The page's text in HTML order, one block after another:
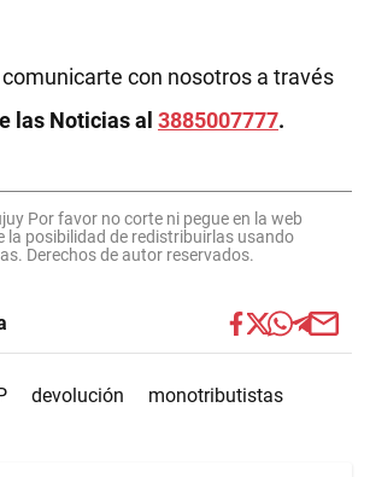
con nosotros a través
las Noticias al 3885007777.
Por favor no corte ni pegue en la web
la posibilidad de redistribuirlas usando
Derechos de autor reservados.
devolución monotributistas